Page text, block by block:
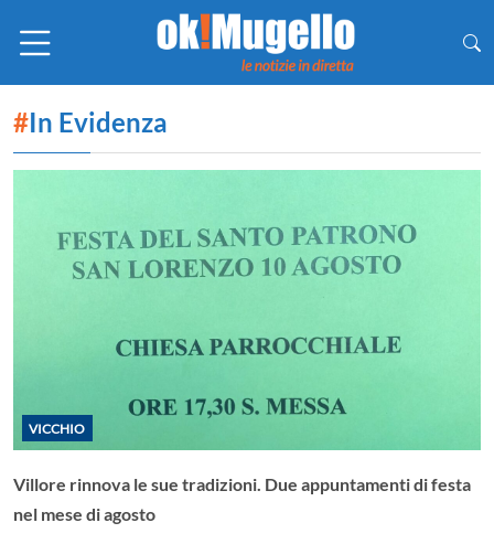
#In Evidenza
VICCHIO
Villore rinnova le sue tradizioni. Due appuntamenti di festa
nel mese di agosto